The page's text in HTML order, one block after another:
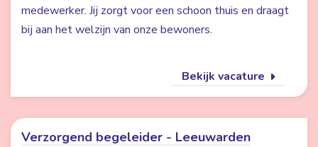
medewerker. Jij zorgt voor een schoon thuis en draagt
bij aan het welzijn van onze bewoners.
Bekijk vacature
Verzorgend begeleider - Leeuwarden